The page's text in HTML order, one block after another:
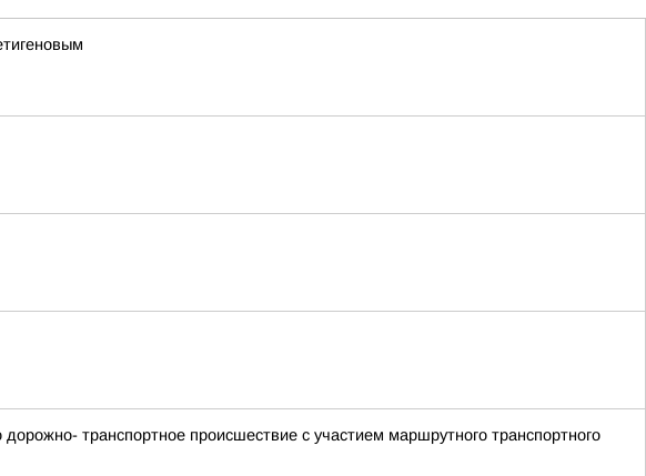
транспортное происшествие с участием маршрутного транспортного